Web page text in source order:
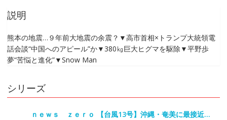
説明
熊本の地震…９年前大地震の余震？▼高市首相×トランプ大統領電
話会談“中国へのアピール”か▼380㎏巨大ヒグマを駆除▼平野歩
夢“苦悩と進化”▼Snow Man
シリーズ
ｎｅｗｓ ｚｅｒｏ 【台風13号】沖縄・奄美に最接近…